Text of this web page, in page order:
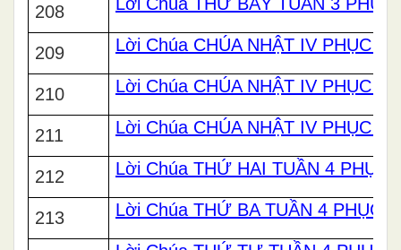
208
209 Lời Chúa CHÚA NHẬT IV PHỤC
210 Lời Chúa CHÚA NHẬT IV PHỤC
211 Lời Chúa CHÚA NHẬT IV PHỤC
212 Lời Chúa THỨ HAI TUẦN 4 PHỤC
213 Lời Chúa THỨ BA TUẦN 4 PHỤC